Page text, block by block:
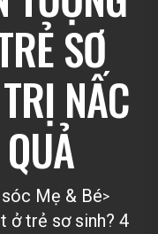
SƠ
NẤC
Mẹ & Bé>
ở trẻ sơ sinh? 4